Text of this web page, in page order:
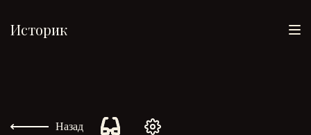
Историк
Назад